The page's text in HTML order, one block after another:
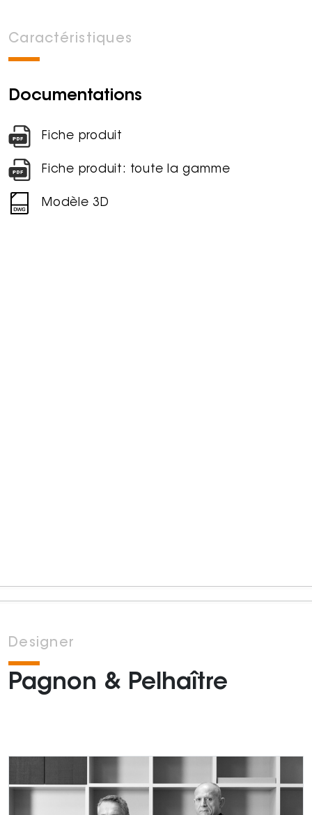
Caractéristiques
Documentations
Fiche produit
Fiche produit: toute la gamme
Modèle 3D
Designer
Pagnon & Pelhaître